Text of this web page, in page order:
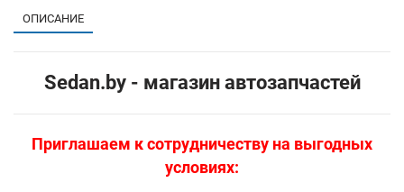
ОПИСАНИЕ
Sedan.by - магазин автозапчастей
Приглашаем к сотрудничеству на выгодных
условиях: